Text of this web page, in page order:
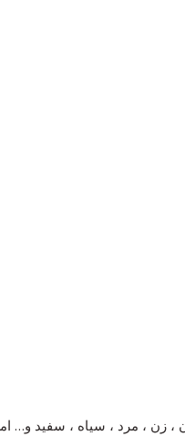
، مرد ، سیاه ، سفید و…